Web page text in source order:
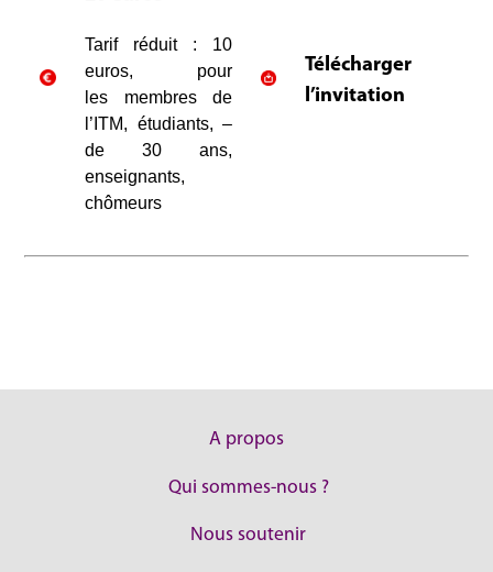
Tarif réduit : 10
euros, pour
les membres de
l’ITM, étudiants, –
de 30 ans,
enseignants,
chômeurs
Télécharger
l’invitation
A propos
Qui sommes-nous ?
Nous soutenir